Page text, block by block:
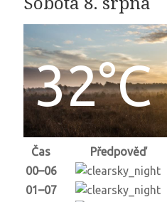
32°C
Čas Předpověď
00–06
01–07